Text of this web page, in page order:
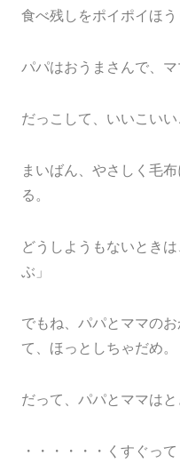
食べ残しをポイポイほう
パパはおうまさんで、マ
だっこして、いいこいい
まいばん、やさしく毛
る。
どうしようもないとき
ぶ」
でもね、パパとママの
て、ほっとしちゃだめ。
だって、パパとママは
・・・・・・くすぐって